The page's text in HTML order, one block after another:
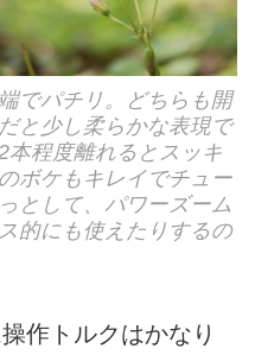
でパチリ。どちらも開
と少し柔らかな表現で
本程度離れるとスッキ
ボケもキレイでチュー
として、パワーズーム
的にも使えたりするの
作トルクはかなり